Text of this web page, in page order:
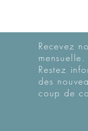
Recevez
mensuelle.
Restez
des
coup de